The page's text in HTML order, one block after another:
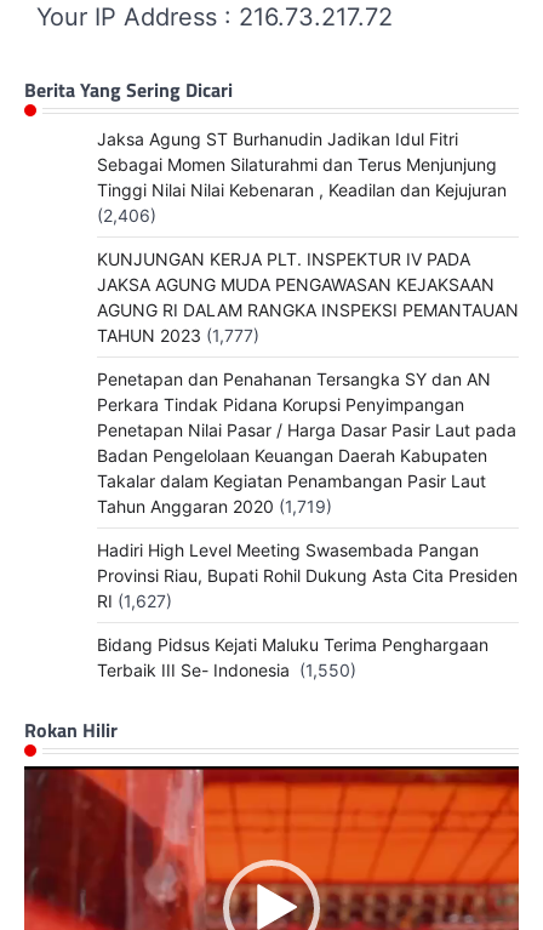
Your IP Address : 216.73.217.72
Berita Yang Sering Dicari
Jaksa Agung ST Burhanudin Jadikan Idul Fitri
Sebagai Momen Silaturahmi dan Terus Menjunjung
Tinggi Nilai Nilai Kebenaran , Keadilan dan Kejujuran
(2,406)
KUNJUNGAN KERJA PLT. INSPEKTUR IV PADA
JAKSA AGUNG MUDA PENGAWASAN KEJAKSAAN
AGUNG RI DALAM RANGKA INSPEKSI PEMANTAUAN
TAHUN 2023 (1,777)
Penetapan dan Penahanan Tersangka SY dan AN
Perkara Tindak Pidana Korupsi Penyimpangan
Penetapan Nilai Pasar / Harga Dasar Pasir Laut pada
Badan Pengelolaan Keuangan Daerah Kabupaten
Takalar dalam Kegiatan Penambangan Pasir Laut
Tahun Anggaran 2020 (1,719)
Hadiri High Level Meeting Swasembada Pangan
Provinsi Riau, Bupati Rohil Dukung Asta Cita Presiden
RI (1,627)
Bidang Pidsus Kejati Maluku Terima Penghargaan
Terbaik III Se- Indonesia (1,550)
Rokan Hilir
Pemutar